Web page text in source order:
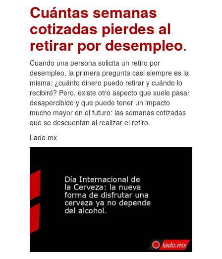
Cuántas semanas
cotizadas pierdes al
retirar por desempleo.
Cuando una persona solicita un retiro por
desempleo, la primera pregunta casi siempre es la
misma: ¿cuánto dinero puedo retirar y cuándo lo
recibiré? Pero, existe otro aspecto que suele pasar
desapercibido y que puede tener un impacto
mucho mayor en el futuro: las semanas cotizadas
que se descuentan al realizar el retiro.
Lado.mx